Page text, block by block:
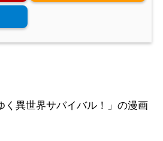
く異世界サバイバル！」の漫画